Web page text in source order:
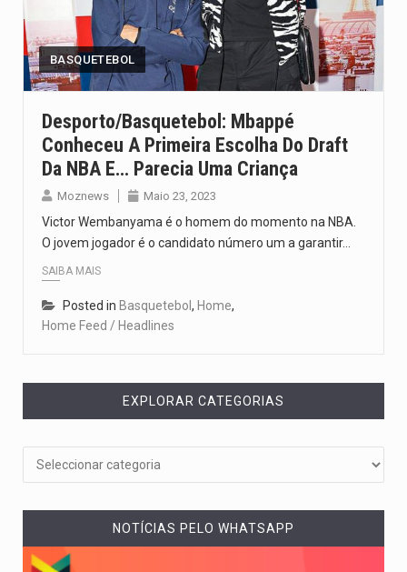
O pagamento marca o desfecho de um dos processos mais…
O programa, cuja implementação está prevista entre abril de 2026…
O Departamento de Estado norte-americano confirmou que cidadãos dos Estados…
BASQUETEBOL
Desporto/Basquetebol: Mbappé
Conheceu A Primeira Escolha Do Draft
Da NBA E… Parecia Uma Criança
Moznews Maio 23, 2023
Victor Wembanyama é o homem do momento na NBA.
O jovem jogador é o candidato número um a garantir…
SAIBA MAIS
Posted in Basquetebol , Home,
Home Feed / Headlines
EXPLORAR CATEGORIAS
NOTÍCIAS PELO WHATSAPP